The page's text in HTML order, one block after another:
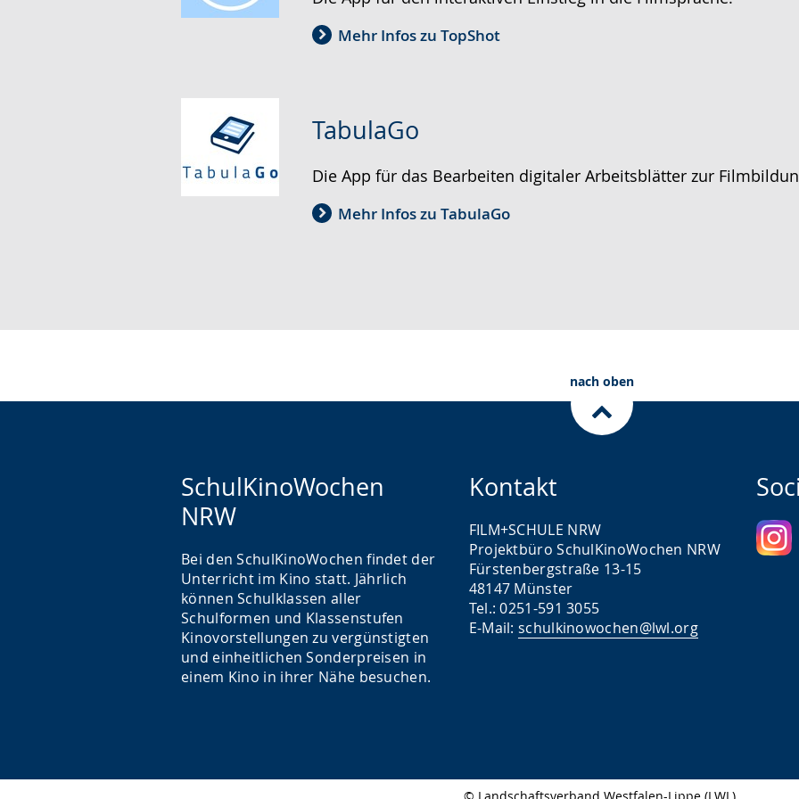
Mehr Infos zu TopShot
TabulaGo
Die App für das Bearbeiten digitaler Arbeitsblätter zur
Mehr Infos zu TabulaGo
nach oben
SchulKinoWochen
NRW
Bei den SchulKinoWochen findet der
Unterricht im Kino statt. Jährlich
können Schulklassen aller
Schulformen und Klassenstufen
Kinovorstellungen zu vergünstigten
und einheitlichen Sonderpreisen in
einem Kino in ihrer Nähe besuchen.
Kontakt
FILM+SCHULE NRW
Projektbüro SchulKinoWochen NRW
Fürstenbergstraße 13-15
48147 Münster
Tel.: 0251-591 3055
E-Mail:schulkinowochen@lwl.org